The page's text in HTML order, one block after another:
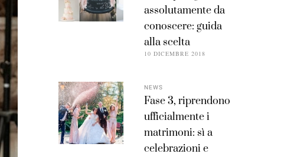
assolutamente da
conoscere: guida
alla scelta
10 DICEMBRE 2018
NEWS
Fase 3, riprendono
ufficialmente i
matrimoni: sì a
celebrazioni e